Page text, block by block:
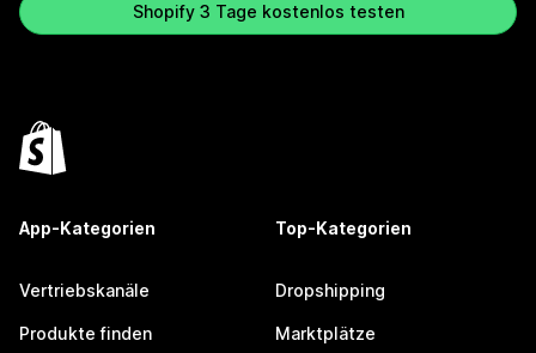
Shopify 3 Tage kostenlos testen
App-Kategorien
Vertriebskanäle
Produkte finden
Top-Kategorien
Dropshipping
Marktplätze